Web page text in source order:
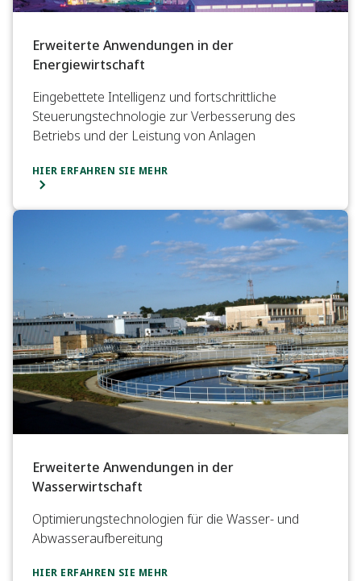
Erweiterte Anwendungen in der
Energiewirtschaft
Eingebettete Intelligenz und fortschrittliche
Steuerungstechnologie zur Verbesserung des
Betriebs und der Leistung von Anlagen
HIER ERFAHREN SIE MEHR
Erweiterte Anwendungen in der
Wasserwirtschaft
Optimierungstechnologien für die Wasser- und
Abwasseraufbereitung
HIER ERFAHREN SIE MEHR